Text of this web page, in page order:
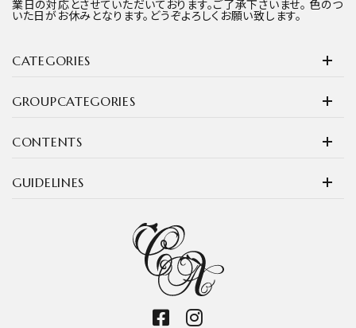
CATEGORIES
GROUPCATEGORIES
CONTENTS
業日の対応とさせていただいております。ご了承下さいませ。 色のつ
いた日がお休みとなります。どうぞよろしくお願い致します。
GUIDELINES